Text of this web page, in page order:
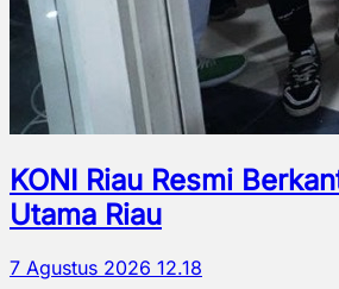
KONI Riau Resmi
Utama Riau
7 Agustus 2026 12.18